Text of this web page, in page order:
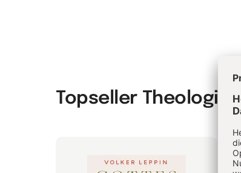
Topseller Theologie